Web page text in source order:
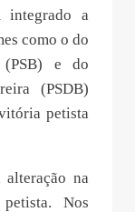
integrado a
como o do
(PSB) e do
(PSDB)
petista
na
Nos